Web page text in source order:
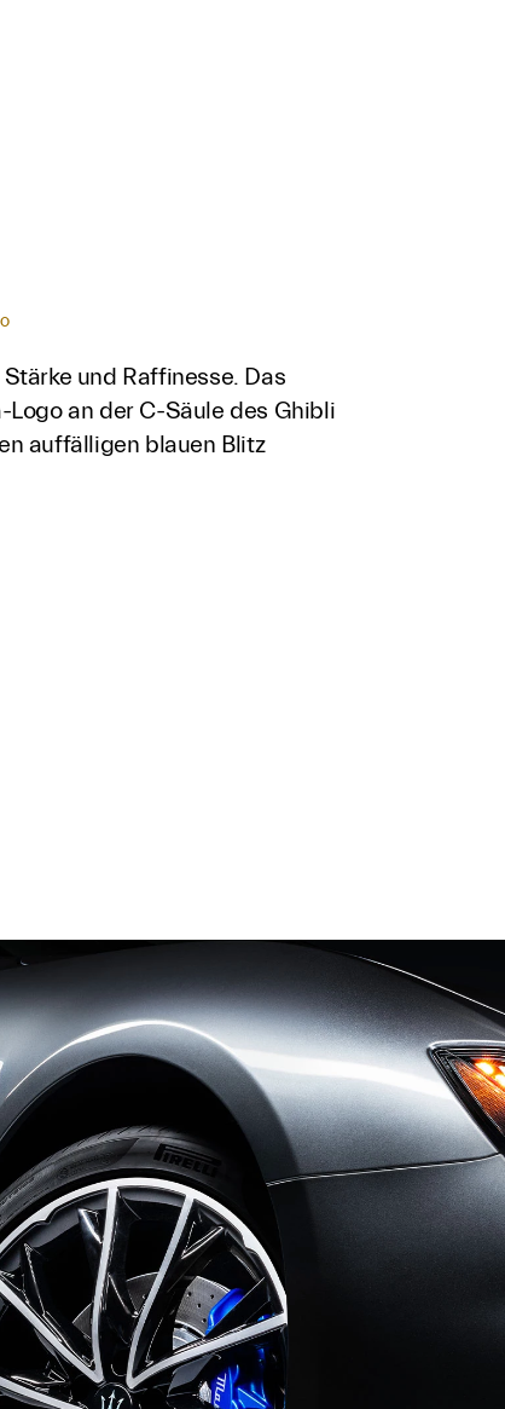
und Raffinesse. Das
Logo an der C-Säule des Ghibli
auffälligen blauen Blitz